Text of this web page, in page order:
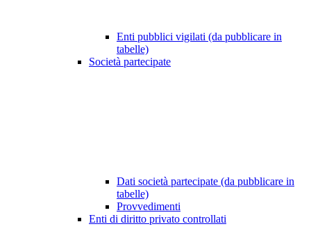
Enti pubblici vigilati (da pubblicare in
tabelle)
Società partecipate
Dati società partecipate (da pubblicare in
tabelle)
Provvedimenti
Enti di diritto privato controllati